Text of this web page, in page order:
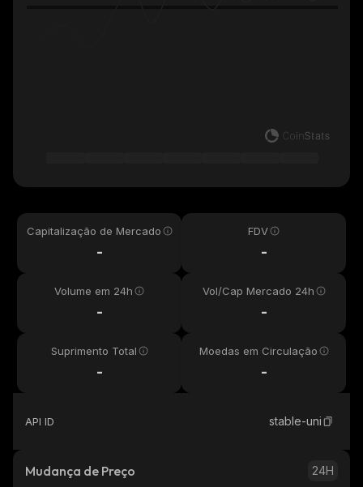
Capitalização de Mercado
-
FDV
-
Volume em 24h
-
Vol/Cap Mercado 24h
-
Suprimento Total
-
Moedas em Circulação
-
API ID stable-uni
Mudança de Preço 24H